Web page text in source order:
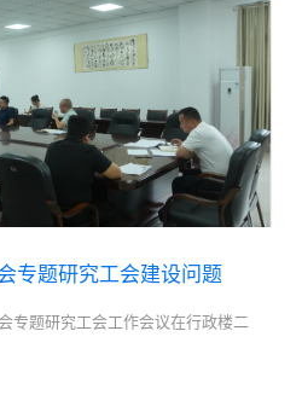
专题研究工会建设问题
专题研究工会工作会议在行政楼二